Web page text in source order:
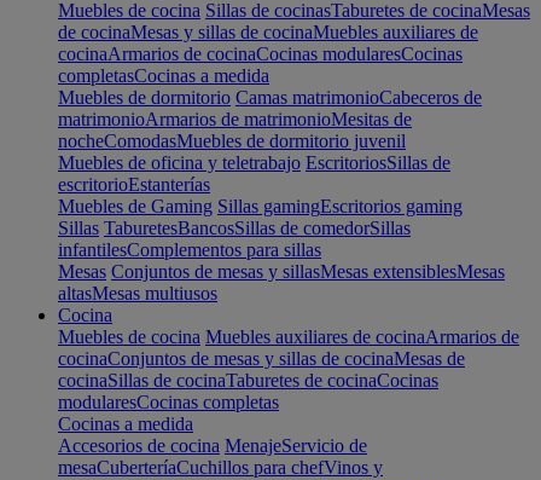
Muebles de cocina Sillas de cocinasTaburetes de cocinaMesas
de cocinaMesas y sillas de cocinaMuebles auxiliares de
cocinaArmarios de cocinaCocinas modularesCocinas
completasCocinas a medida
Muebles de dormitorio Camas matrimonioCabeceros de
matrimonioArmarios de matrimonioMesitas de
nocheComodasMuebles de dormitorio juvenil
Muebles de oficina y teletrabajo EscritoriosSillas de
escritorioEstanterías
Muebles de Gaming Sillas gamingEscritorios gaming
Sillas TaburetesBancosSillas de comedorSillas
infantilesComplementos para sillas
Mesas Conjuntos de mesas y sillasMesas extensiblesMesas
altasMesas multiusos
Cocina
Muebles de cocina Muebles auxiliares de cocinaArmarios de
cocinaConjuntos de mesas y sillas de cocinaMesas de
cocinaSillas de cocinaTaburetes de cocinaCocinas
modularesCocinas completas
Cocinas a medida
Accesorios de cocina MenajeServicio de
mesaCuberteríaCuchillos para chefVinos y